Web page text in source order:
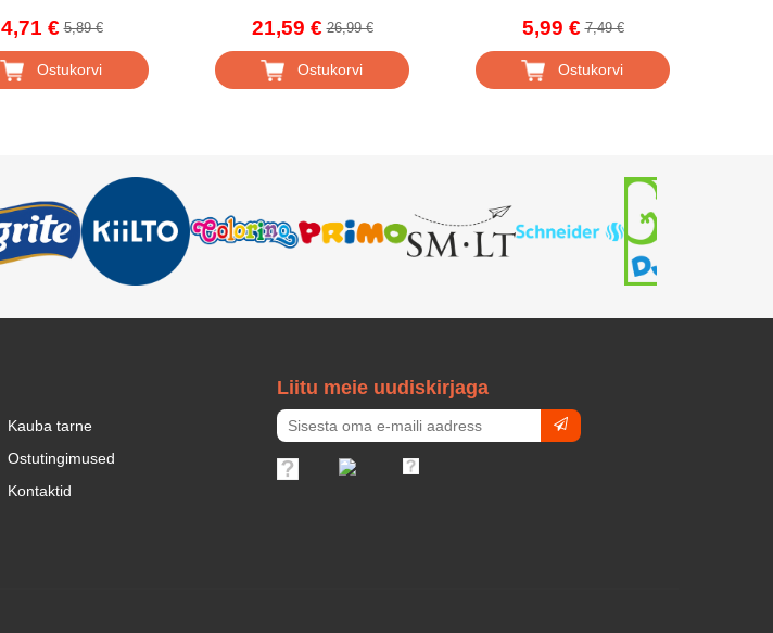
4,71 € 5,89 €
Ostukorvi
21,59 € 26,99 €
Ostukorvi
5,99 € 7,49 €
Ostukorvi
Kauba tarne
Ostutingimused
Kontaktid
Liitu meie uudiskirjaga